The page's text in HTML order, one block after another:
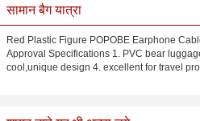
सामान बैग यात्रा
Red Plastic Figure POPOBE Earphone
Approval Specifications 1. PVC bear
cool,unique design 4. excellent for travel